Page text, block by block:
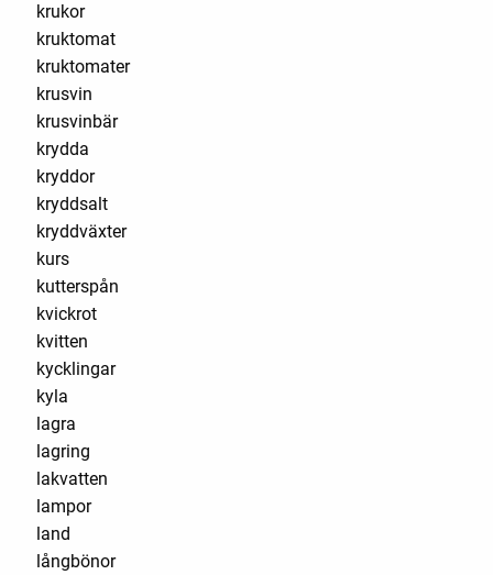
krukor
kruktomat
kruktomater
krusvin
krusvinbär
krydda
kryddor
kryddsalt
kryddväxter
kurs
kutterspån
kvickrot
kvitten
kycklingar
kyla
lagra
lagring
lakvatten
lampor
land
långbönor